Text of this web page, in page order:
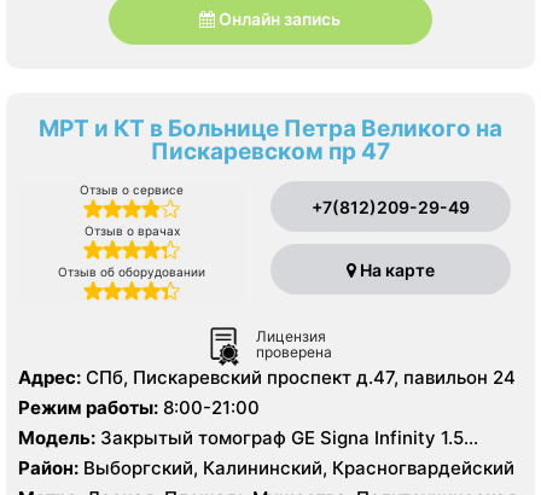
Онлайн запись
МРТ и КТ в Больнице Петра Великого на
Пискаревском пр 47
Отзыв о сервисе
Отзыв о врачах
Отзыв об оборудовании
+7(812)209-29-49
На карте
Лицензия
проверена
Адрес: СПб, Пискаревский проспект д.47, павильон 24
Режим работы: 8:00-21:00
Модель: Закрытый томограф GE Signa Infinity 1.5
Тесла, КТ Toshiba Aguilion 64 среза, УЗИ
Район: Выборгский, Калининский, Красногвардейский